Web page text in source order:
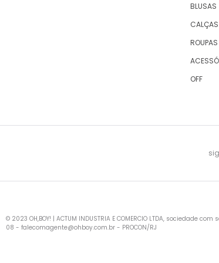
BLUSAS
CALÇAS
ROUPAS
OFF
© 2023 OH,BOY! | ACTUM INDUSTRIA E COMERCIO LTDA,
08 - falecomagente@ohboy.com.br - PROCON/RJ